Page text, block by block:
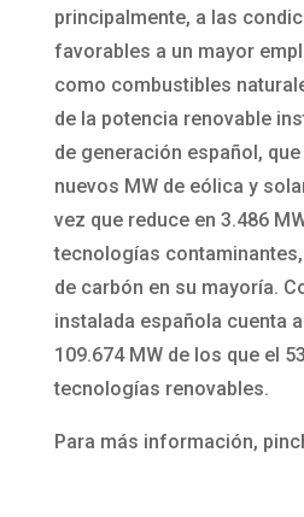
principalmente, a las
favorables a un mayor
como combustibles
de la potencia renovable
de generación español,
nuevos MW de eólica y
vez que reduce en 3.486
tecnologías
de carbón en su mayoría.
instalada española cuenta
109.674 MW de los que el
tecnologías renovables.
Para más información,